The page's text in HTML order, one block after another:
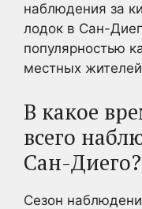
наблюдения за
лодок в Сан-
популярностью
местных
В какое
всего
Сан-Диего?
Сезон